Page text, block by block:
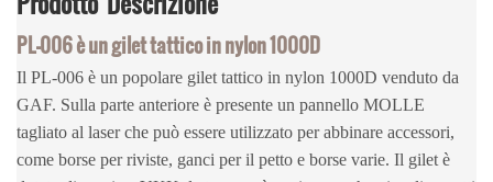
PL-006 è un gilet tattico in nylon 1000D
Il PL-006 è un popolare gilet tattico in nylon 1000D venduto da
GAF. Sulla parte anteriore è presente un pannello MOLLE
tagliato al laser che può essere utilizzato per abbinare accessori,
come borse per riviste, ganci per il petto e borse varie. Il gilet è